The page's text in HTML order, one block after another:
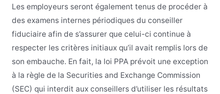
Les employeurs seront également tenus de procéder à
des examens internes périodiques du conseiller
fiduciaire afin de s’assurer que celui-ci continue à
respecter les critères initiaux qu’il avait remplis lors de
son embauche. En fait, la loi PPA prévoit une exception
à la règle de la Securities and Exchange Commission
(SEC) qui interdit aux conseillers d’utiliser les résultats